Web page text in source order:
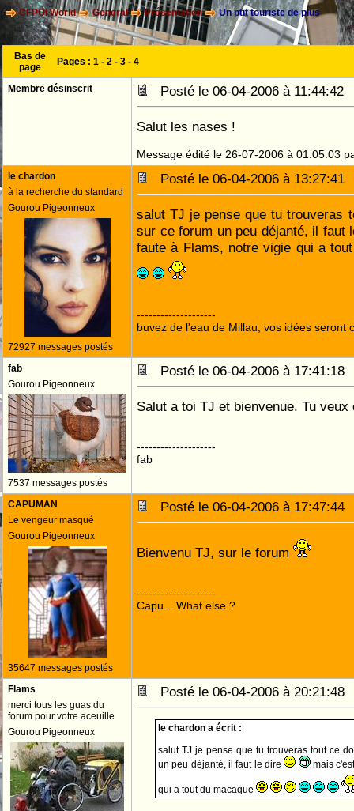
CFPOI World General Présentation Un ptit touriste de plus
Bas de
page
Pages : 1 - 2 - 3 - 4
Membre désinscrit Posté le 06-04-2006 à
Salut les nases !
Message édité le 26-07-2006 à 01:05:03
le chardon
à la recherche du standard
Gourou Pigeonneux
72927 messages postés
Posté le 06-04-2006 à
salut TJ je pense que tu trouveras
sur ce forum un peu déjanté, il faut
faute à Flams, notre vigie qui a
--------------------
buvez de l'eau de Millau, vos idées seront
fab
Gourou Pigeonneux
7537 messages postés
Posté le 06-04-2006 à
Salut a toi TJ et bienvenue. Tu veux
--------------------
fab
CAPUMAN
Le vengeur masqué
Gourou Pigeonneux
35647 messages postés
Posté le 06-04-2006 à
Bienvenu TJ, sur le forum
--------------------
Capu... What else ?
Flams
merci tous les guas du
forum pour votre aceuille
Gourou Pigeonneux
Posté le 06-04-2006 à
le chardon a écrit :
salut TJ je pense que tu trouveras tout ce
un peu déjanté, il faut le dire
mais
qui a tout du macaque